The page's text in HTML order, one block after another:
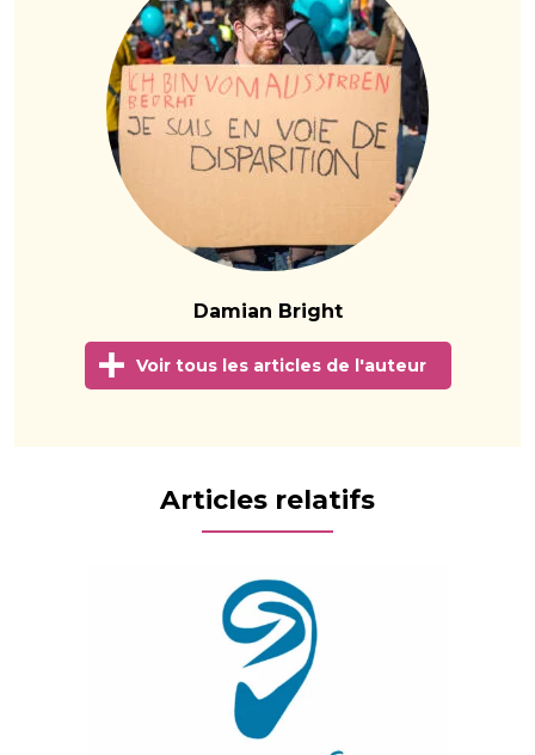
Damian Bright
Voir tous les articles de l'auteur
Articles relatifs